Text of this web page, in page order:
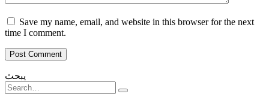
Save my name, email, and website in this browser for the next
time I comment.
يبحث
Search
for: